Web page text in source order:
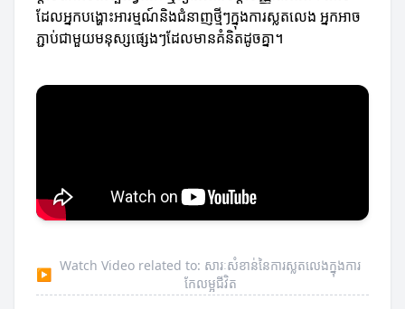
ដែលអ្នកបង្ហោះអារម្មណ៍និងជំនាញថ្មីៗក្នុងការស្លតលេង អ្នកអាច
ភ្ជាប់ជាមួយមនុស្សផ្សេងៗដែលមានគំនិតដូចគ្នា។
▶
Watch Video related to: សារៈសំខាន់នៃការស្លតលេងក្នុងការ
កែលម្អជីវិត